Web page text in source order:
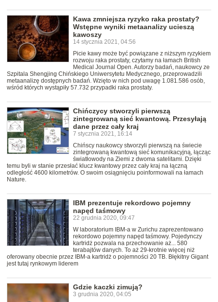
Kawa zmniejsza ryzyko raka prostaty?
Wstępne wyniki metaanalizy ucieszą
kawoszy
14 stycznia 2021, 04:56
Picie kawy może być powiązane z niższym ryzykiem
rozwoju raka prostaty, czytamy na łamach British
Medical Journal Open. Autorzy badań, naukowcy ze
Szpitala Shengjing Chińskiego Uniwersytetu Medycznego, przeprowadzili
metaanalizę dostępnych badań. Wzięto w nich pod uwagę 1.081.586 osób,
wśród których wystąpiły 57.732 przypadki raka prostaty.
Chińczycy stworzyli pierwszą
zintegrowaną sieć kwantową. Przesyłają
dane przez cały kraj
7 stycznia 2021, 16:14
Chińscy naukowcy stworzyli pierwszą na świecie
zintegrowaną kwantową sieć komunikacyjną, łącząc
światłowody na Ziemi z dwoma satelitami. Dzięki
temu byli w stanie przesłać klucz kwantowy przez cały kraj na łączną
odległość 4600 kilometrów. O swoim osiągnięciu poinformowali na łamach
Nature.
IBM prezentuje rekordowo pojemny
napęd taśmowy
22 grudnia 2020, 09:47
W laboratorium IBM-a w Zurichu zaprezentowano
rekordowo pojemny napęd taśmowy. Pojedynczy
kartridż pozwala na przechowanie aż... 580
terabajtów danych. To aż 29-krotnie więcej niż
oferowany obecnie przez IBM-a kartridż o pojemności 20 TB. Błękitny Gigant
jest tutaj rynkowym liderem
Gdzie kaczki zimują?
3 grudnia 2020, 04:05